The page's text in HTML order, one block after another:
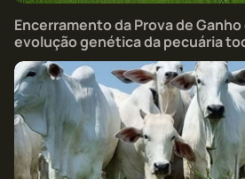
Encerramento da Prova de
evolução genética da pecuária